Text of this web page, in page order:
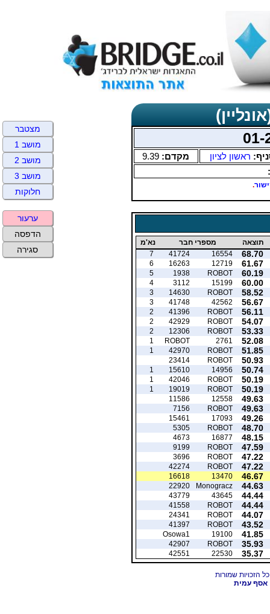
ראשון לציון מקדם: 9.39
.
תוצאה מספרי חבר נא'מ
68.70
16554
41724
7
61.67
12719
16263
6
60.19
ROBOT
1938
5
60.00
15199
3112
4
58.52
ROBOT
14630
3
56.67
42562
41748
3
56.11
ROBOT
41396
2
54.07
ROBOT
42929
2
53.33
ROBOT
12306
2
52.08
2761
ROBOT
1
51.85
ROBOT
42970
1
50.93
ROBOT
23414
50.74
14956
15610
1
50.19
ROBOT
42046
1
50.19
ROBOT
19019
1
49.63
12558
11586
49.63
ROBOT
7156
49.26
17093
15461
48.70
ROBOT
5305
48.15
16877
4673
47.59
ROBOT
9199
47.22
ROBOT
3696
47.22
ROBOT
42274
46.67
13470
16618
44.63
Monogracz
22920
44.44
43645
43779
44.44
ROBOT
41558
44.07
ROBOT
24341
43.52
ROBOT
41397
41.85
19100
Osowa1
35.93
ROBOT
42907
35.37
22530
42551
אסף עמית
מצטבר
מושב 1
מושב 2
מושב 3
חלוקות
ערעור
הדפסה
סגירה